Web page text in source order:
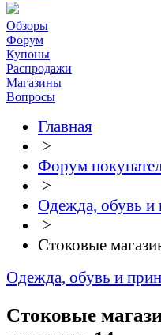
Обзоры
Форум
Купоны
Распродажи
Магазины
Вопросы
Главная
>
Форум
>
Одежда, обувь и
>
Стоковые
Одежда, обувь и
Стоковые